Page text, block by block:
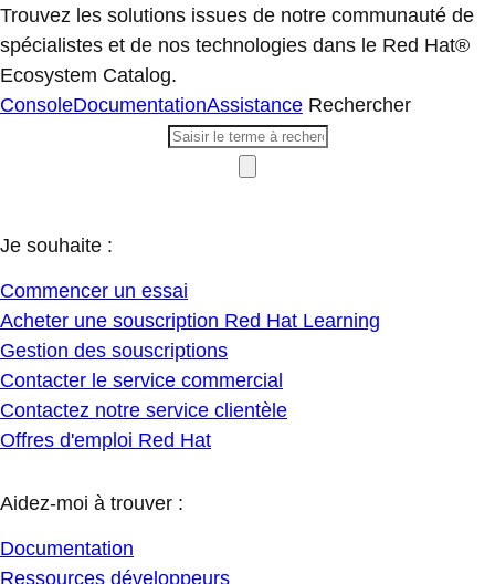
Trouvez les solutions issues de notre communauté de
spécialistes et de nos technologies dans le Red Hat®
Ecosystem Catalog.
ConsoleDocumentationAssistance Rechercher
Je souhaite :
Commencer un essai
Acheter une souscription Red Hat Learning
Gestion des souscriptions
Contacter le service commercial
Contactez notre service clientèle
Offres d'emploi Red Hat
Aidez-moi à trouver :
Documentation
Ressources développeurs